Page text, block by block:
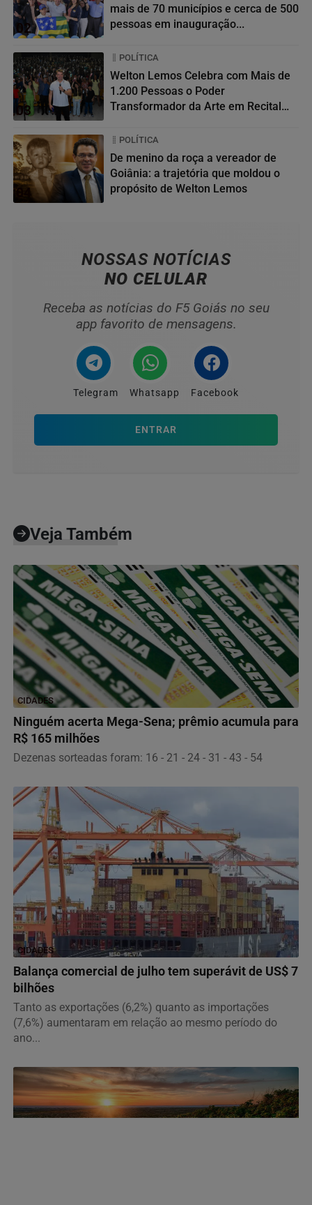
02
mais de 70 municípios e cerca de 500
pessoas em inauguração...
03
POLÍTICA
Welton Lemos Celebra com Mais de
1.200 Pessoas o Poder
Transformador da Arte em Recital
04
POLÍTICA
De menino da roça a vereador de
Goiânia: a trajetória que moldou o
propósito de Welton Lemos
NOSSAS NOTÍCIAS
NO CELULAR
Receba as notícias do F5 Goiás no seu
app favorito de mensagens.
Telegram Whatsapp Facebook
ENTRAR
Veja Também
CIDADES
Ninguém acerta Mega-Sena; prêmio acumula para
R$ 165 milhões
Dezenas sorteadas foram: 16 - 21 - 24 - 31 - 43 - 54
CIDADES
Balança comercial de julho tem superávit de US$ 7
bilhões
Tanto as exportações (6,2%) quanto as importações
(7,6%) aumentaram em relação ao mesmo período do
ano...